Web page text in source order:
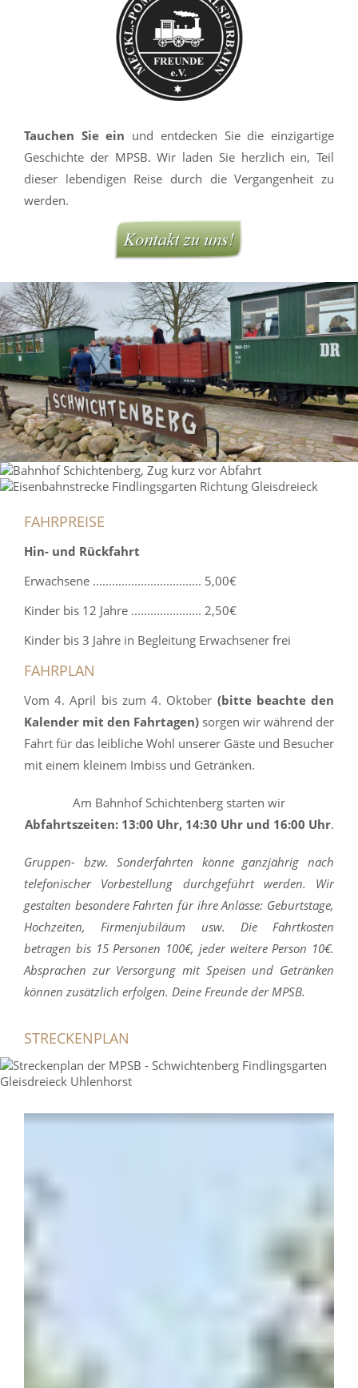
Tauchen Sie ein und entdecken Sie die einzigartige
Geschichte der MPSB. Wir laden Sie herzlich ein, Teil
dieser lebendigen Reise durch die Vergangenheit zu
werden.
FAHRPREISE
Hin- und Rückfahrt
Erwachsene .................................. 5,00€
Kinder bis 12 Jahre ...................... 2,50€
Kinder bis 3 Jahre in Begleitung Erwachsener frei
FAHRPLAN
Vom 4. April bis zum 4. Oktober (bitte beachte den
Kalender mit den Fahrtagen) sorgen wir während der
Fahrt für das leibliche Wohl unserer Gäste und Besucher
mit einem kleinem Imbiss und Getränken.
Am Bahnhof Schichtenberg starten wir
Abfahrtszeiten: 13:00 Uhr, 14:30 Uhr und 16:00 Uhr.
Gruppen- bzw. Sonderfahrten könne ganzjährig nach
telefonischer Vorbestellung durchgeführt werden. Wir
gestalten besondere Fahrten für ihre Anlässe: Geburtstage,
Hochzeiten, Firmenjubiläum usw. Die Fahrtkosten
betragen bis 15 Personen 100€, jeder weitere Person 10€.
Absprachen zur Versorgung mit Speisen und Getränken
können zusätzlich erfolgen. Deine Freunde der MPSB.
STRECKENPLAN